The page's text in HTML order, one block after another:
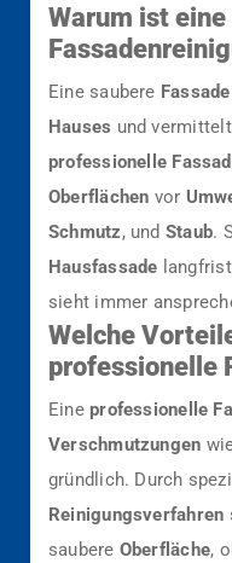
Warum ist
Eine saubere Fassade
Hauses und
professionelle
Oberflächen vor
Schmutz, und Staub.
Hausfassade
sieht immer
Welche
professionelle
Eineprofessionelle
Verschmutzungen
gründlich. Durch
Reinigungsverfahren
saubere Oberfläche,